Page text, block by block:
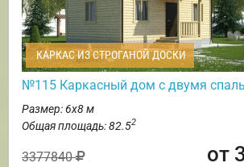
КАРКАС ИЗ СТРОГАНОЙ ДОСКИ
№115 Каркасный дом с двумя
Размер: 6х8 м
Общая площадь: 82.52
3377840 от